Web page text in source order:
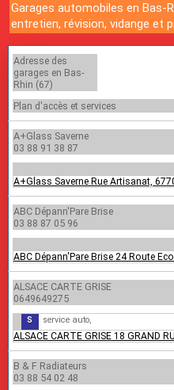
Garages automobiles en Bas-
entretien, révision, vidange et
Adresse des
garages en Bas-
Rhin (67)
Plan d'accès et services
A+Glass Saverne
03 88 91 38 87
A+Glass Saverne Rue Artisanat,
ABC Dépann'Pare Brise
03 88 87 05 96
ABC Dépann'Pare Brise 24 Route
ALSACE CARTE GRISE
0649649275
S service auto,
ALSACE CARTE GRISE 18 GRAND
B & F Radiateurs
03 88 54 02 48